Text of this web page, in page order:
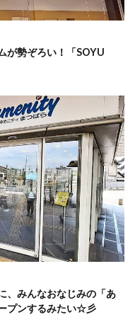
が勢ぞろい！「SOYU
、みんなおなじみの「あ
プンするみたい☆彡